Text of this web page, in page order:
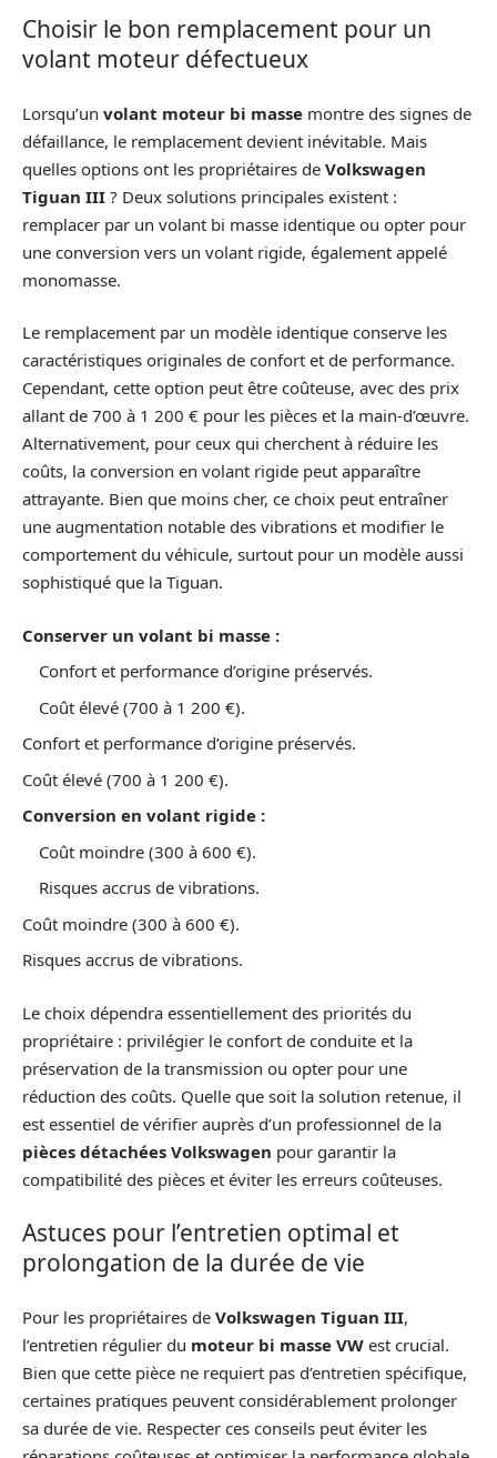
Choisir le bon remplacement pour un
volant moteur défectueux
Lorsqu’un volant moteur bi masse montre des signes de
défaillance, le remplacement devient inévitable. Mais
quelles options ont les propriétaires de Volkswagen
Tiguan III ? Deux solutions principales existent :
remplacer par un volant bi masse identique ou opter pour
une conversion vers un volant rigide, également appelé
monomasse.
Le remplacement par un modèle identique conserve les
caractéristiques originales de confort et de performance.
Cependant, cette option peut être coûteuse, avec des prix
allant de 700 à 1 200 € pour les pièces et la main-d’œuvre.
Alternativement, pour ceux qui cherchent à réduire les
coûts, la conversion en volant rigide peut apparaître
attrayante. Bien que moins cher, ce choix peut entraîner
une augmentation notable des vibrations et modifier le
comportement du véhicule, surtout pour un modèle aussi
sophistiqué que la Tiguan.
Conserver un volant bi masse :
Confort et performance d’origine préservés.
Coût élevé (700 à 1 200 €).
Confort et performance d’origine préservés.
Coût élevé (700 à 1 200 €).
Conversion en volant rigide :
Coût moindre (300 à 600 €).
Risques accrus de vibrations.
Coût moindre (300 à 600 €).
Risques accrus de vibrations.
Le choix dépendra essentiellement des priorités du
propriétaire : privilégier le confort de conduite et la
préservation de la transmission ou opter pour une
réduction des coûts. Quelle que soit la solution retenue, il
est essentiel de vérifier auprès d’un professionnel de la
pièces détachées Volkswagen pour garantir la
compatibilité des pièces et éviter les erreurs coûteuses.
Astuces pour l’entretien optimal et
prolongation de la durée de vie
Pour les propriétaires de Volkswagen Tiguan III,
l’entretien régulier du moteur bi masse VW est crucial.
Bien que cette pièce ne requiert pas d’entretien spécifique,
certaines pratiques peuvent considérablement prolonger
sa durée de vie. Respecter ces conseils peut éviter les